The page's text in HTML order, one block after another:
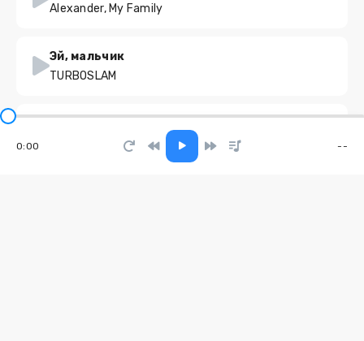
Alexander, My Family
Эй, мальчик
TURBOSLAM
Андрей Бурдуковский
0:00 --